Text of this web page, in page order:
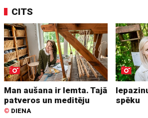
CITS
Man aušana ir lemta. Tajā
patveros un meditēju
© DIENA
spēku